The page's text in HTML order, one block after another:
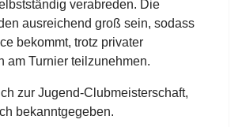
verabreden. Die
ausreichend groß sein, sodass
bekommt, trotz privater
am Turnier teilzunehmen.
zur Jugend-Clubmeisterschaft,
bekanntgegeben.